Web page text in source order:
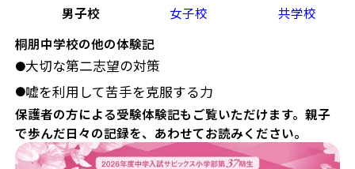
男子校
女子校
共学校
桐朋中学校の他の体験記
●大切な第二志望の対策
●嘘を利用して苦手を克服する力
保護者の方による受験体験記もご覧いただけます。親子
で歩んだ日々の記録を、あわせてお読みください。